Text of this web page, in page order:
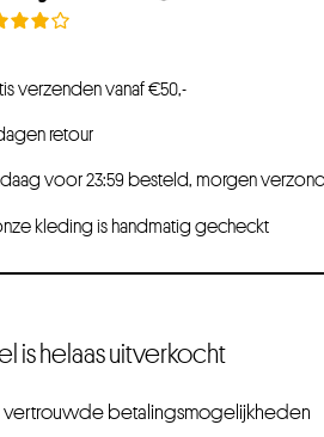
verzenden vanaf €50,-
retour
voor 23:59 besteld, morgen
kleding is handmatig gecheckt
is helaas uitverkocht
vertrouwde betalingsmogelijkheden